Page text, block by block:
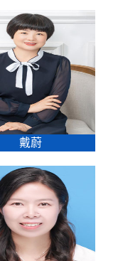
戴蔚